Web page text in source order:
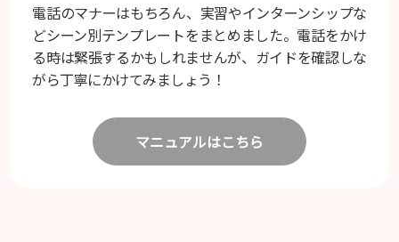
電話のマナーはもちろん、実習やインターンシップな
どシーン別テンプレートをまとめました。電話をかけ
る時は緊張するかもしれませんが、ガイドを確認しな
がら丁寧にかけてみましょう！
マニュアルはこちら